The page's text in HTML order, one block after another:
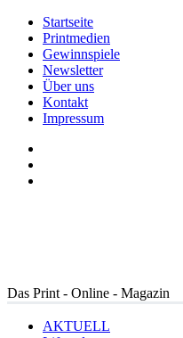
Startseite
Printmedien
Gewinnspiele
Newsletter
Über uns
Kontakt
Impressum
Das Print - Online - Magazin
AKTUELL